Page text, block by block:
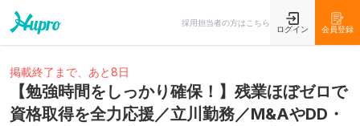
採用担当者の方はこちら
ログイン 会員登録
掲載終了まで、あと8日
【勉強時間をしっかり確保！】残業ほぼゼロで
資格取得を全力応援／立川勤務／M&AやDD・